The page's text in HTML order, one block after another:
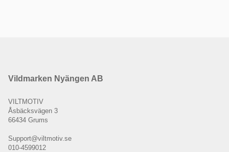
Vildmarken Nyängen AB
VILTMOTIV
Åsbäcksvägen 3
66434 Grums
Support@viltmotiv.se
010-4599012